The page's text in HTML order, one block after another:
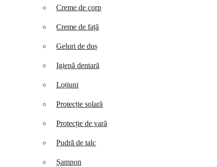
Creme de corp
Creme de față
Geluri de duș
Igienă dentară
Loțiuni
Protecție solară
Protecție de vară
Pudră de talc
Șampon